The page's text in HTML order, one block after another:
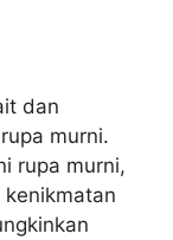
dan
murni.
rupa murni,